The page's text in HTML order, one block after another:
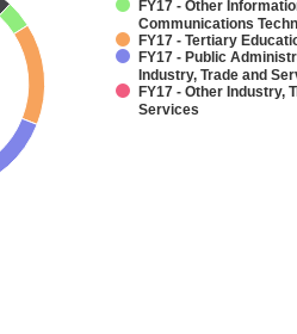
FY17 - Other
Communications
FY17 - Tertiary
FY17 - Public
Industry, Trade and
FY17 - Other Industry,
Services